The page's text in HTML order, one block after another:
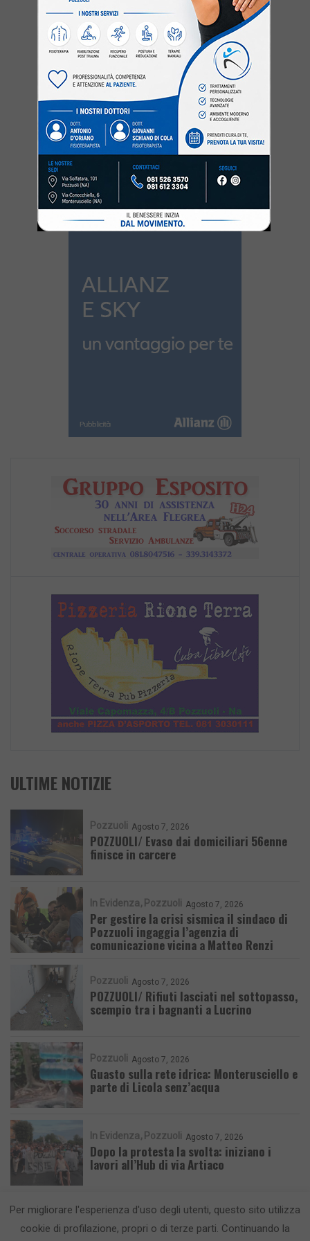
ULTIME NOTIZIE
Pozzuoli Agosto 7, 2026
POZZUOLI/ Evaso dai domiciliari 56enne
finisce in carcere
In Evidenza Pozzuoli Agosto 7, 2026
Per gestire la crisi sismica il sindaco di
Pozzuoli ingaggia l’agenzia di
comunicazione vicina a Matteo Renzi
Pozzuoli Agosto 7, 2026
POZZUOLI/ Rifiuti lasciati nel sottopasso,
scempio tra i bagnanti a Lucrino
Pozzuoli Agosto 7, 2026
Guasto sulla rete idrica: Monterusciello e
parte di Licola senz’acqua
In Evidenza Pozzuoli Agosto 7, 2026
Dopo la protesta la svolta: iniziano i
lavori all’Hub di via Artiaco
Per migliorare l'esperienza d'uso degli utenti, questo sito utilizza
cookie di profilazione, propri o di terze parti. Continuando la